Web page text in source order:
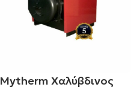
Mytherm Χαλύβδινος